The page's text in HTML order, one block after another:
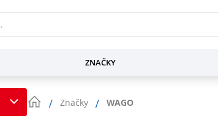
ZNAČKY
Značky WAGO